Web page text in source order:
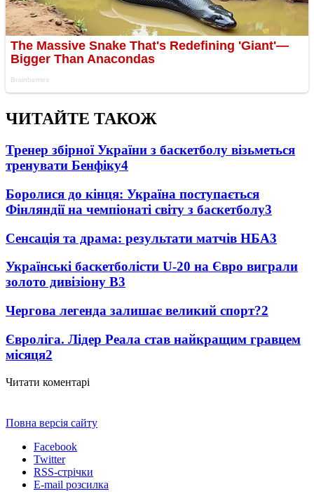
ЧИТАЙТЕ ТАКОЖ
Тренер збірної України з баскетболу візьметься
тренувати Бенфіку4
Боролися до кінця: Україна поступається
Фінляндії на чемпіонаті світу з баскетболу3
Сенсація та драма: результати матчів НБА3
Українські баскетболісти U-20 на Євро виграли
золото дивізіону В3
Чергова легенда залишає великий спорт?2
Євроліга. Лідер Реала став найкращим гравцем
місяця2
Читати коментарі
Повна версія сайту
Facebook
Twitter
RSS-стрічки
E-mail розсилка